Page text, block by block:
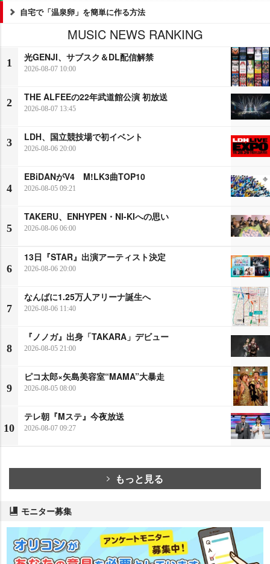
自宅で「温泉卵」を簡単に作る方法
MUSIC NEWS RANKING
1
光GENJI、サブスク＆DL配信解禁
2026-08-07 10:00
2
THE ALFEEの22年武道館公演 初放送
2026-08-07 13:45
3
LDH、国立競技場で初イベント
2026-08-06 20:00
4
EBiDANがV4 M!LK3曲TOP10
2026-08-05 09:21
5
TAKERU、ENHYPEN・NI-KIへの思い
2026-08-06 06:00
6
13日『STAR』出演アーティスト決定
2026-08-06 20:00
7
なんばに1.25万人アリーナ誕生へ
2026-08-06 11:40
8
『ノノガ』出身「TAKARA」デビュー
2026-08-05 21:00
9
ピコ太郎×矢島美容室“MAMA”大暴走
2026-08-05 08:00
10
テレ朝『Mステ』今夜放送
2026-08-07 09:27
もっと見る
モニター募集